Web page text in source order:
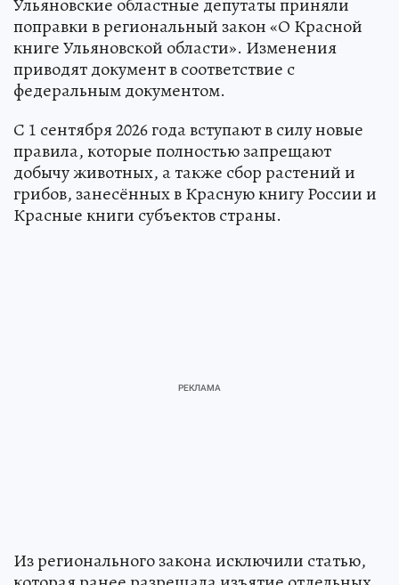
поправки в региональный закон «О Красной
книге Ульяновской области». Изменения
приводят документ в соответствие с
федеральным документом.
С 1 сентября 2026 года вступают в силу новые
правила, которые полностью запрещают
добычу животных, а также сбор растений и
грибов, занесённых в Красную книгу России и
Красные книги субъектов страны.
Из регионального закона исключили статью,